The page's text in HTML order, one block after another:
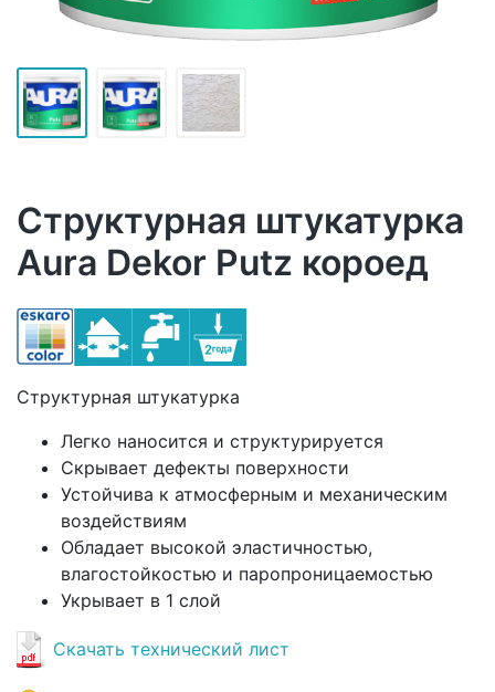
Структурная штукатурка
Aura Dekor Putz короед
Структурная штукатурка
Легко наносится и структурируется
Скрывает дефекты поверхности
Устойчива к атмосферным и механическим
воздействиям
Обладает высокой эластичностью,
влагостойкостью и паропроницаемостью
Укрывает в 1 слой
Скачать технический лист